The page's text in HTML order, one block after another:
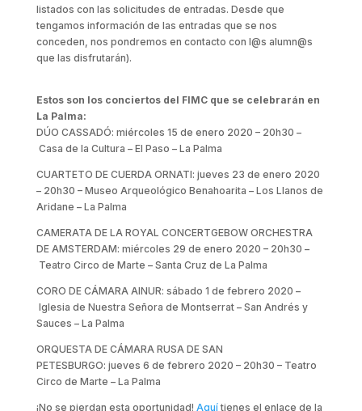
listados con las solicitudes de entradas. Desde que
tengamos información de las entradas que se nos
conceden, nos pondremos en contacto con l@s alumn@s
que las disfrutarán).
Estos son los conciertos del FIMC que se celebrarán en
La Palma:
DÚO CASSADÓ: miércoles 15 de enero 2020 – 20h30 –
Casa de la Cultura – El Paso – La Palma
CUARTETO DE CUERDA ORNATI: jueves 23 de enero 2020
– 20h30 – Museo Arqueológico Benahoarita – Los Llanos de
Aridane – La Palma
CAMERATA DE LA ROYAL CONCERTGEBOW ORCHESTRA
DE AMSTERDAM: miércoles 29 de enero 2020 – 20h30 –
Teatro Circo de Marte – Santa Cruz de La Palma
CORO DE CÁMARA AINUR: sábado 1 de febrero 2020 –
Iglesia de Nuestra Señora de Montserrat – San Andrés y
Sauces – La Palma
ORQUESTA DE CÁMARA RUSA DE SAN
PETESBURGO: jueves 6 de febrero 2020 – 20h30 – Teatro
Circo de Marte – La Palma
¡No se pierdan esta oportunidad! Aquítienes el enlace de la